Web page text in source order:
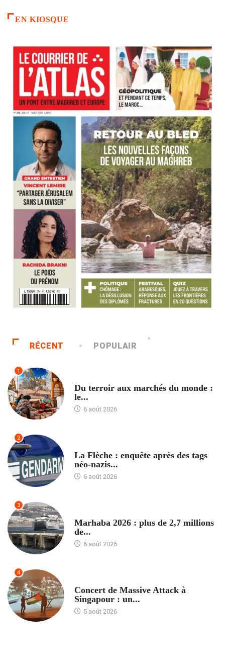
EN KIOSQUE
RÉCENT POPULAIR
1
Du terroir aux marchés du monde :
le...
6 août 2026
2
La Flèche : enquête après des tags
néo-nazis...
6 août 2026
3
Marhaba 2026 : plus de 2,7 millions
de...
6 août 2026
4
Concert de Massive Attack à
Singapour : un...
5 août 2026